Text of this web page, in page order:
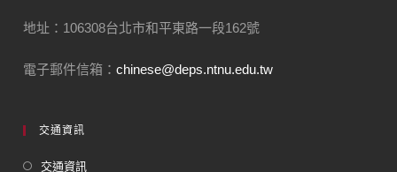
地址：106308台北市和平東路一段162號
電子郵件信箱：chinese@deps.ntnu.edu.tw
交通資訊
交通資訊